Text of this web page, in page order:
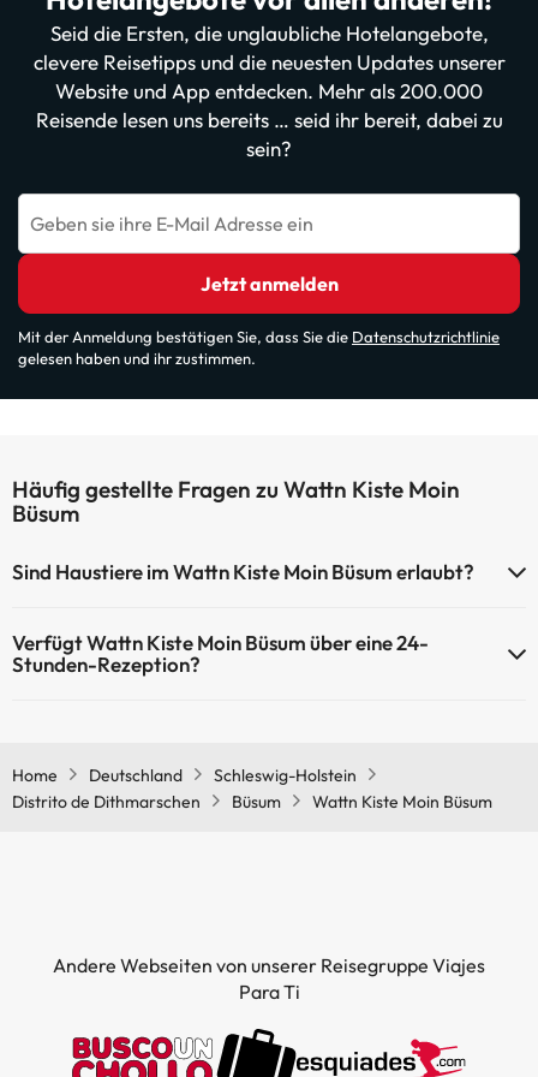
Seid die Ersten, die unglaubliche Hotelangebote,
clevere Reisetipps und die neuesten Updates unserer
Website und App entdecken. Mehr als 200.000
Reisende lesen uns bereits … seid ihr bereit, dabei zu
sein?
Geben sie ihre E-Mail Adresse ein
Jetzt anmelden
Mit der Anmeldung bestätigen Sie, dass Sie die Datenschutzrichtlinie
gelesen haben und ihr zustimmen.
Häufig gestellte Fragen zu Wattn Kiste Moin
Büsum
Sind Haustiere im Wattn Kiste Moin Büsum erlaubt?
Bezahlung im Hotel erlaubt. Prüfen Sie die Bedingungen.
Verfügt Wattn Kiste Moin Büsum über eine 24-
Stunden-Rezeption?
Home Deutschland
Schleswig-Holstein
Distrito de Dithmarschen
Büsum Wattn Kiste Moin Büsum
Andere Webseiten von unserer Reisegruppe Viajes
Para Ti